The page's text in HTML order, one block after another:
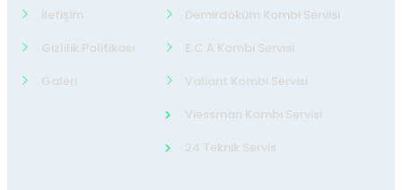
İletişim
Gizlilik Politikası
Galeri
Demirdöküm Kombi Servisi
E.C.A Kombi Servisi
Valiant Kombi Servisi
Viessman Kombi Servisi
24 Teknik Servis